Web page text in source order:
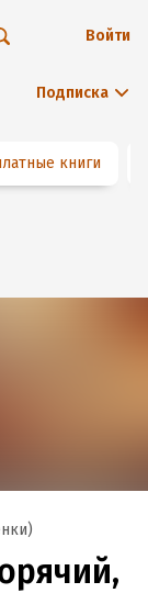
Подписка
Войти
книги
)